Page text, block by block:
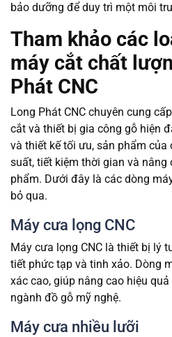
bảo dưỡng để duy trì một môi
Tham khảo các
máy cắt chất
Phát CNC
Long Phát CNC chuyên cung
cắt và thiết bị gia công gỗ hiện
và thiết kế tối ưu, sản phẩm
suất, tiết kiệm thời gian và
phẩm. Dưới đây là các dòng
bỏ qua.
Máy cưa lọng CNC
Máy cưa lọng CNC là thiết bị lý
tiết phức tạp và tinh xảo. Dòng
xác cao, giúp nâng cao hiệu
ngành đồ gỗ mỹ nghệ.
Máy cưa nhiều lưỡi